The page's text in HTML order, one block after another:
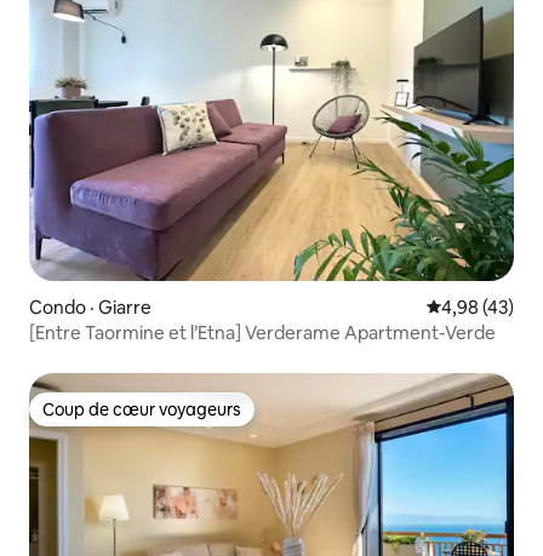
Condo · Giarre Note
4,98 (43)
[Entre Taormine et l’Etna] Verderame Apartment-Verde
Coup de cœur voyageurs
Coup de cœur voyageurs